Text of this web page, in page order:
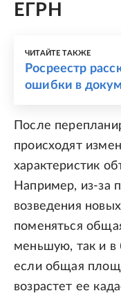
ЕГРН
ЧИТАЙТЕ ТАКЖЕ
Росреестр
ошибки в
После
происходят
характеристик
Например, из-за
возведения
поменяться
меньшую, так и в
если общая
возрастет ее